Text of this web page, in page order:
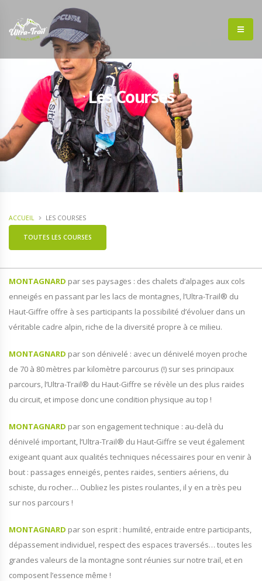
Les Courses
ACCUEIL LES COURSES
TOUTES LES COURSES
MONTAGNARD par ses paysages : des chalets d’alpages aux cols
enneigés en passant par les lacs de montagnes, l’Ultra-Trail® du
Haut-Giffre offre à ses participants la possibilité d’évoluer dans un
véritable cadre alpin, riche de la diversité propre à ce milieu.
MONTAGNARD par son dénivelé : avec un dénivelé moyen proche
de 70 à 80 mètres par kilomètre parcourus (!) sur ses principaux
parcours, l’Ultra-Trail® du Haut-Giffre se révèle un des plus raides
du circuit, et impose donc une condition physique au top !
MONTAGNARD par son engagement technique : au-delà du
dénivelé important, l’Ultra-Trail® du Haut-Giffre se veut également
exigeant quant aux qualités techniques nécessaires pour en venir à
bout : passages enneigés, pentes raides, sentiers aériens, du
schiste, du rocher… Oubliez les pistes roulantes, il y en a très peu
sur nos parcours !
MONTAGNARD par son esprit : humilité, entraide entre participants,
dépassement individuel, respect des espaces traversés… toutes les
grandes valeurs de la montagne sont réunies sur notre trail, et en
composent l’essence même !